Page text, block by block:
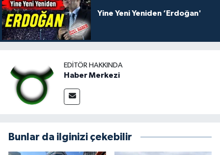
Yine Yeni Yeniden ‘Erdoğan'
EDITÖR HAKKINDA
Haber Merkezi
Bunlar da ilginizi çekebilir